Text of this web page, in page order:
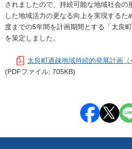
されましたので、持続可能な地域社会の
した地域活力の更なる向上を実現するた
度までの5年間を計画期間とする「太良
を策定しました。
太良町過疎地域持続的発展計画（
(PDFファイル; 705KB)